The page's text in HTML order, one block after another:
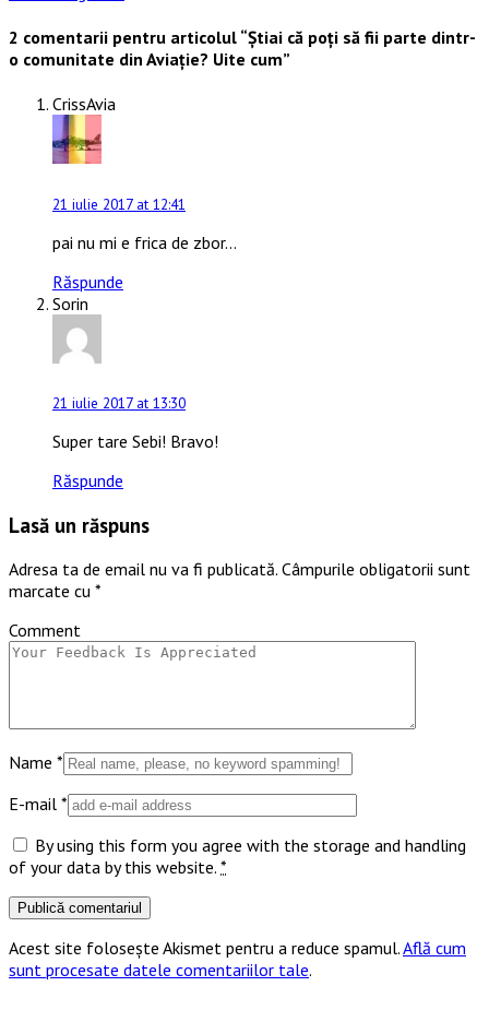
2 comentarii pentru articolul “Știai că poți să fii parte dintr-
o comunitate din Aviație? Uite cum”
CrissAvia
21 iulie 2017 at 12:41
pai nu mi e frica de zbor…
Răspunde
Sorin
21 iulie 2017 at 13:30
Super tare Sebi! Bravo!
Răspunde
Lasă un răspuns
Adresa ta de email nu va fi publicată. Câmpurile obligatorii sunt
marcate cu *
Comment
Name *
E-mail *
By using this form you agree with the storage and handling
of your data by this website. *
Acest site folosește Akismet pentru a reduce spamul.Află cum
sunt procesate datele comentariilor tale.